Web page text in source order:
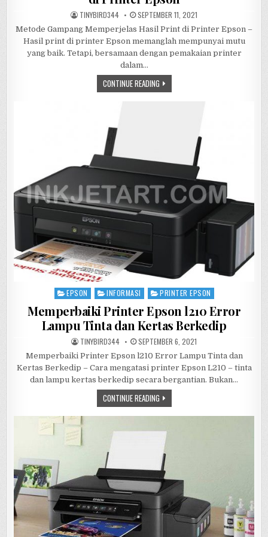
AUTHOR:
TINYBIRD344 PUBLISHED
DATE:
SEPTEMBER 11, 2021
Metode Gampang Memperjelas Hasil Print di Printer Epson –
Hasil print di printer Epson memanglah mempunyai mutu
yang baik. Tetapi, bersamaan dengan pemakaian printer
dalam…
CONTINUE READINGMETODE
GAMPANG
Posted
EPSON INFORMASI PRINTER EPSON
Memperbaiki Printer Epson l210 Error
Lampu Tinta dan Kertas Berkedip
AUTHOR:
TINYBIRD344 PUBLISHED
DATE:
SEPTEMBER 6, 2021
Memperbaiki Printer Epson l210 Error Lampu Tinta dan
Kertas Berkedip – Cara mengatasi printer Epson L210 – tinta
dan lampu kertas berkedip secara bergantian. Bukan…
CONTINUE READINGMEMPERBAIKI
PRINTER
ERROR
LAMPU
TINTA
DAN
KERTAS
BERKEDIP